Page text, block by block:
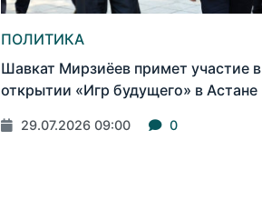
ПОЛИТИКА
Шавкат Мирзиёев примет участие в
открытии «Игр будущего» в Астане
29.07.2026 09:00 0